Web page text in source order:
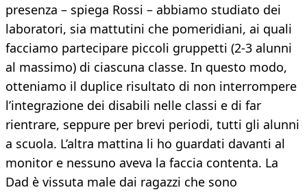
presenza – spiega Rossi – abbiamo studiato dei
laboratori, sia mattutini che pomeridiani, ai quali
facciamo partecipare piccoli gruppetti (2-3 alunni
al massimo) di ciascuna classe. In questo modo,
otteniamo il duplice risultato di non interrompere
l’integrazione dei disabili nelle classi e di far
rientrare, seppure per brevi periodi, tutti gli alunni
a scuola. L’altra mattina li ho guardati davanti al
monitor e nessuno aveva la faccia contenta. La
Dad è vissuta male dai ragazzi che sono